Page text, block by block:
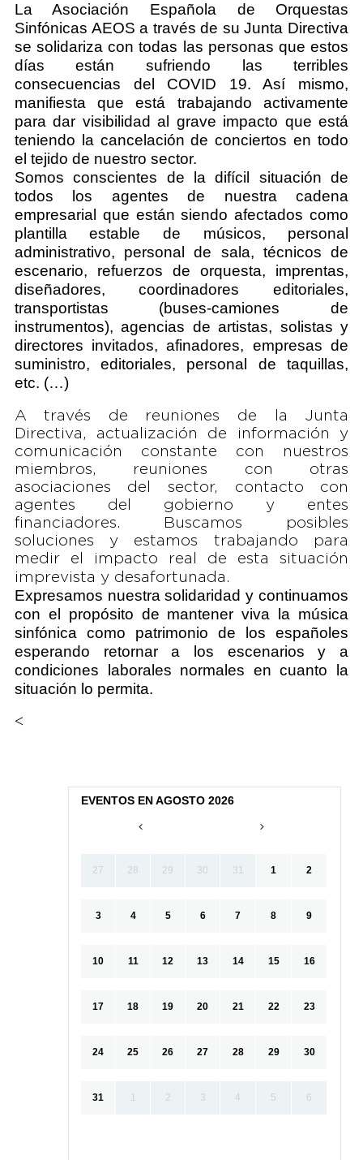
La Asociación Española de Orquestas
Sinfónicas AEOS a través de su Junta Directiva
se solidariza con todas las personas que estos
días están sufriendo las terribles
consecuencias del COVID 19. Así mismo,
manifiesta que está trabajando activamente
para dar visibilidad al grave impacto que está
teniendo la cancelación de conciertos en todo
el tejido de nuestro sector.
Somos conscientes de la difícil situación de
todos los agentes de nuestra cadena
empresarial que están siendo afectados como
plantilla estable de músicos, personal
administrativo, personal de sala, técnicos de
escenario, refuerzos de orquesta, imprentas,
diseñadores, coordinadores editoriales,
transportistas (buses-camiones de
instrumentos), agencias de artistas, solistas y
directores invitados, afinadores, empresas de
suministro, editoriales, personal de taquillas,
etc. (…)
A través de reuniones de la Junta
Directiva, actualización de información y
comunicación constante con nuestros
miembros, reuniones con otras
asociaciones del sector, contacto con
agentes del gobierno y entes
financiadores. Buscamos posibles
soluciones y estamos trabajando para
medir el impacto real de esta situación
imprevista y desafortunada.
Expresamos nuestra solidaridad y continuamos
con el propósito de mantener viva la música
sinfónica como patrimonio de los españoles
esperando retornar a los escenarios y a
condiciones laborales normales en cuanto la
situación lo permita.
<
EVENTOS EN AGOSTO 2026
27 28 29 30 31 1 2
3 4 5 6 7 8 9
10 11 12 13 14 15 16
17 18 19 20 21 22 23
24 25 26 27 28 29 30
31 1 2 3 4 5 6